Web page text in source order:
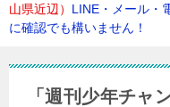
山県近辺） LINE・メール・
に確認でも構いません！
「週刊少年チャ